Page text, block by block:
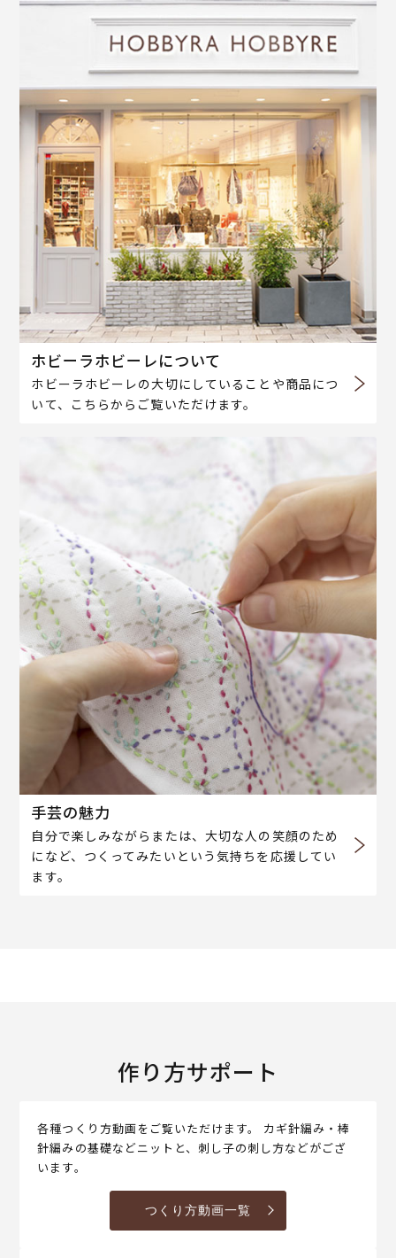
ホビーラホビーレについて
ホビーラホビーレの大切にしていることや商品につ
いて、こちらからご覧いただけます。
手芸の魅力
自分で楽しみながらまたは、大切な人の笑顔のため
になど、つくってみたいという気持ちを応援してい
ます。
作り方サポート
各種つくり方動画をご覧いただけます。 カギ針編み・棒
針編みの基礎などニットと、刺し子の刺し方などがござ
います。
つくり方動画一覧